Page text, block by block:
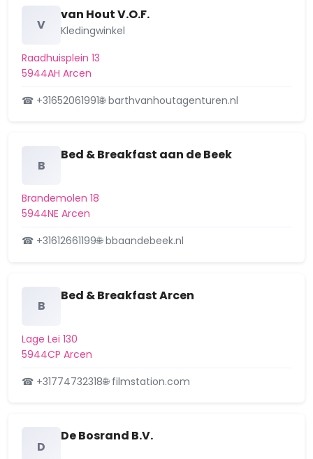
V
van Hout V.O.F.
Kledingwinkel
Raadhuisplein 13
5944AH Arcen
☎ +31652061991🌐 barthvanhoutagenturen.nl
B
Bed & Breakfast aan de Beek
Brandemolen 18
5944NE Arcen
☎ +31612661199🌐 bbaandebeek.nl
B
Bed & Breakfast Arcen
Lage Lei 130
5944CP Arcen
☎ +31774732318🌐 filmstation.com
D
De Bosrand B.V.